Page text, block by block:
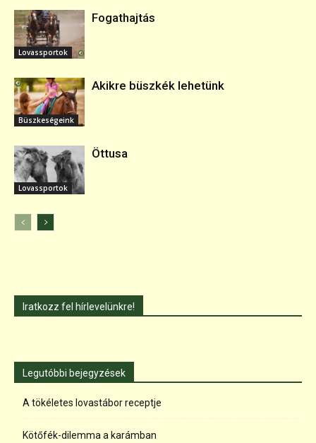
Lovassportok
Fogathajtás
Büszkeségeink
Akikre büszkék lehetünk
Lovassportok
Öttusa
Iratkozz fel hírlevelünkre!
Legutóbbi bejegyzések
A tökéletes lovastábor receptje
Kötőfék-dilemma a karámban